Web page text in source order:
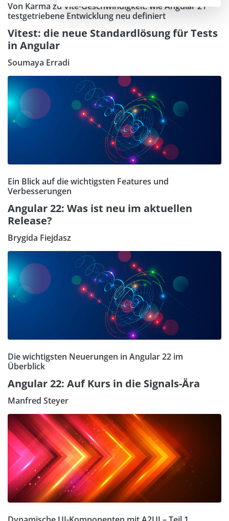
Von Karma zu Vite-Geschwindigkeit: wie Angular 21
testgetriebene Entwicklung neu definiert
Vitest: die neue Standardlösung für Tests
in Angular
Soumaya Erradi
Ein Blick auf die wichtigsten Features und
Verbesserungen
Angular 22: Was ist neu im aktuellen
Release?
Brygida Fiejdasz
Die wichtigsten Neuerungen in Angular 22 im
Überblick
Angular 22: Auf Kurs in die Signals-Ära
Manfred Steyer